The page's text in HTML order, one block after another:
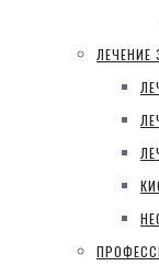
ЛЕЧЕНИЕ